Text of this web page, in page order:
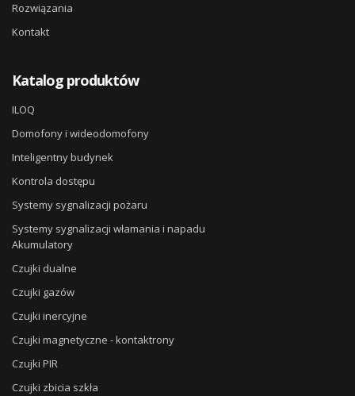
Rozwiązania
Kontakt
Katalog produktów
ILOQ
Domofony i wideodomofony
Inteligentny budynek
Kontrola dostępu
Systemy sygnalizacji pożaru
Systemy sygnalizacji włamania i napadu
Akumulatory
Czujki dualne
Czujki gazów
Czujki inercyjne
Czujki magnetyczne - kontaktrony
Czujki PIR
Czujki zbicia szkła